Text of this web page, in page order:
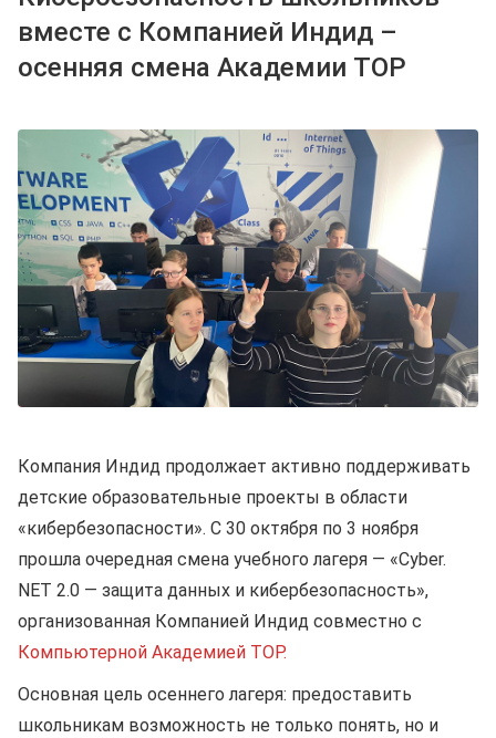
вместе с Компанией Индид –
осенняя смена Академии TOP
Компания Индид продолжает активно поддерживать
детские образовательные проекты в области
«кибербезопасности». С 30 октября по 3 ноября
прошла очередная смена учебного лагеря — «Cyber.
NET 2.0 — защита данных и кибербезопасность»,
организованная Компанией Индид совместно с
Компьютерной Академией TOP.
Основная цель осеннего лагеря: предоставить
школьникам возможность не только понять, но и